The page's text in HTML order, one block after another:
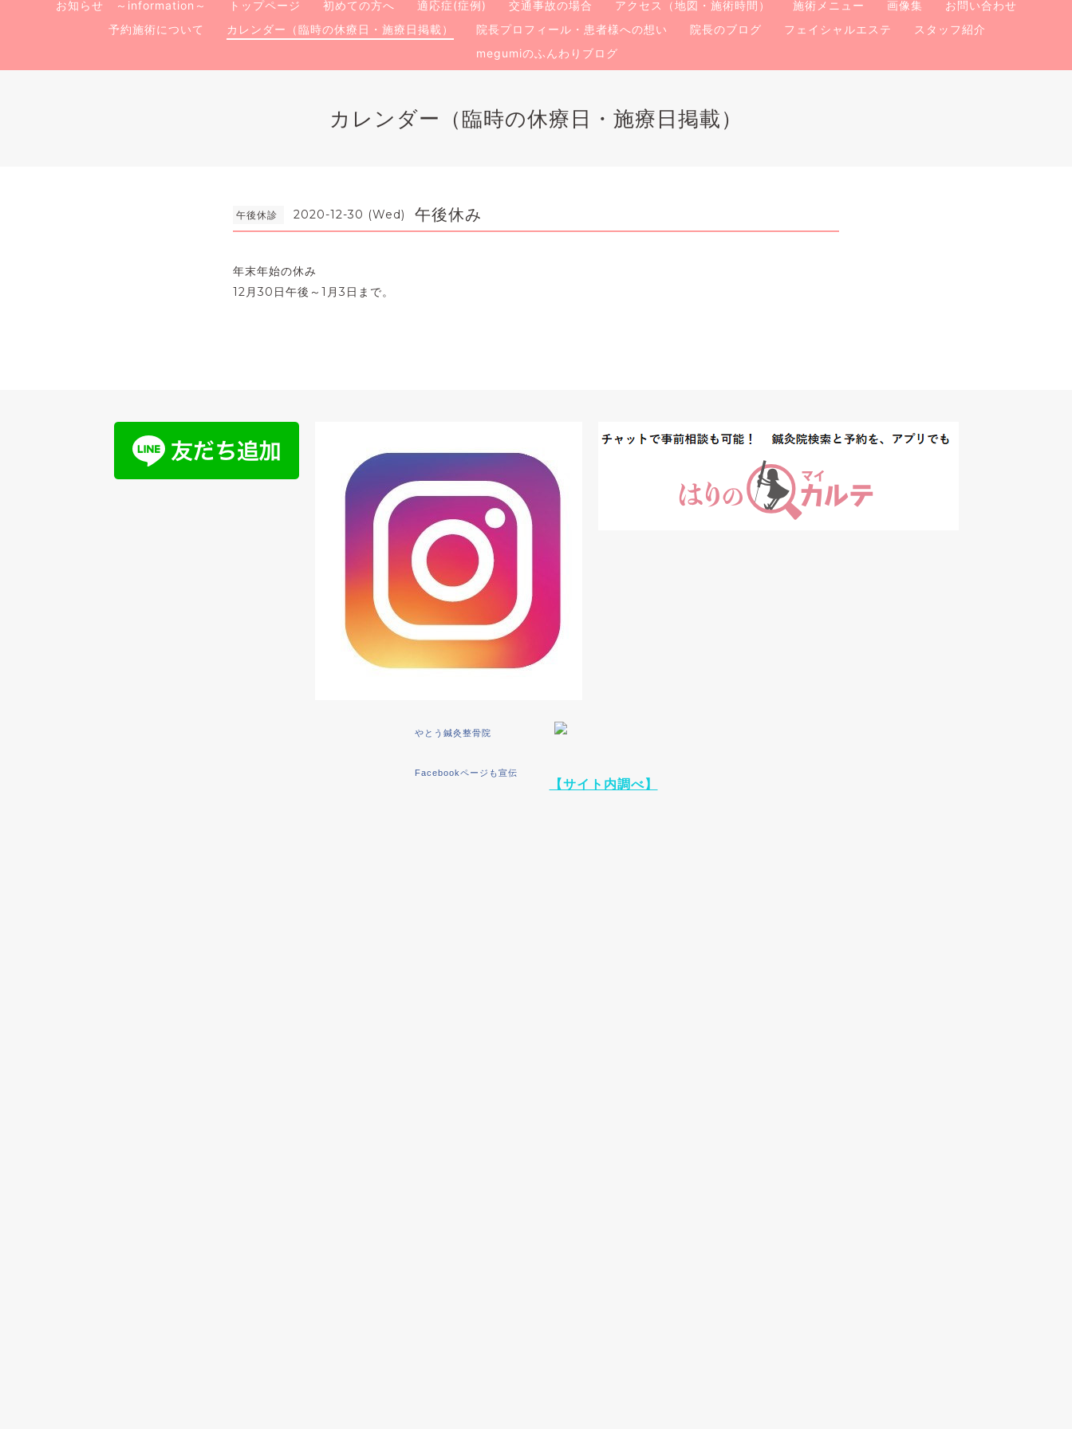
お知らせ ～information～ トップページ 初めての方へ 適応症(症例) 交通事故の場合 アクセス（地図・施術時間） 施術メニュー 画像集
お問い合わせ
予約施術について
カレンダー（臨時の休療日・施療日掲載） 院長プロフィール・患者様への想い 院長のブログ フェイシャルエステ
スタッフ紹介
megumiのふんわりブログ
カレンダー（臨時の休療日・施療日掲載）
午後休診 2020-12-30 (Wed) 午後休み
年末年始の休み
12月30日午後～1月3日まで。
やとう鍼灸整骨院
Facebookページも宣伝
【サイト内調べ】